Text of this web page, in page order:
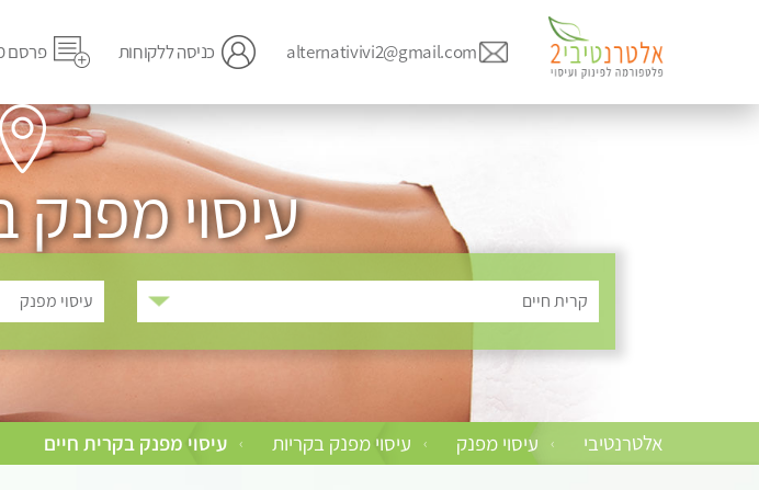
alternativivi2@gmail.com כניסה ללקוחות פרסם
עיסוי מפנק
קרית חיים עיסוי מפנק
אלטרנטיבי › עיסוי מפנק › עיסוי מפנק בקריות › עיסוי מפנק בקרית חיים